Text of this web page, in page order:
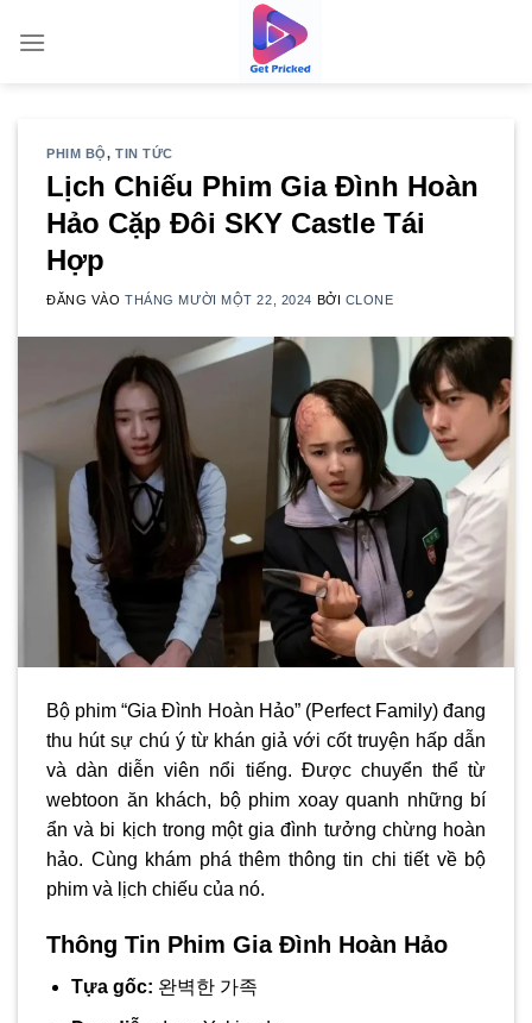
qua
PHIM BỘ,TIN TỨC
Lịch Chiếu Phim Gia Đình Hoàn
Hảo Cặp Đôi SKY Castle Tái
Hợp
ĐĂNG VÀOTHÁNG MƯỜI MỘT 22, 2024 BỞI CLONE
Bộ phim “Gia Đình Hoàn Hảo” (Perfect Family) đang
thu hút sự chú ý từ khán giả với cốt truyện hấp dẫn
và dàn diễn viên nổi tiếng. Được chuyển thể từ
webtoon ăn khách, bộ phim xoay quanh những bí
ẩn và bi kịch trong một gia đình tưởng chừng hoàn
hảo. Cùng khám phá thêm thông tin chi tiết về bộ
phim và lịch chiếu của nó.
Thông Tin Phim Gia Đình Hoàn Hảo
Tựa gốc: 완벽한 가족